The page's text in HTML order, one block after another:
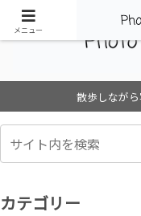
散歩しなが
カテゴリー
メニュー